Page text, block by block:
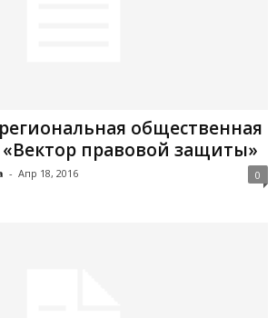
общественная
правовой защиты»
- Апр 18, 2016 0